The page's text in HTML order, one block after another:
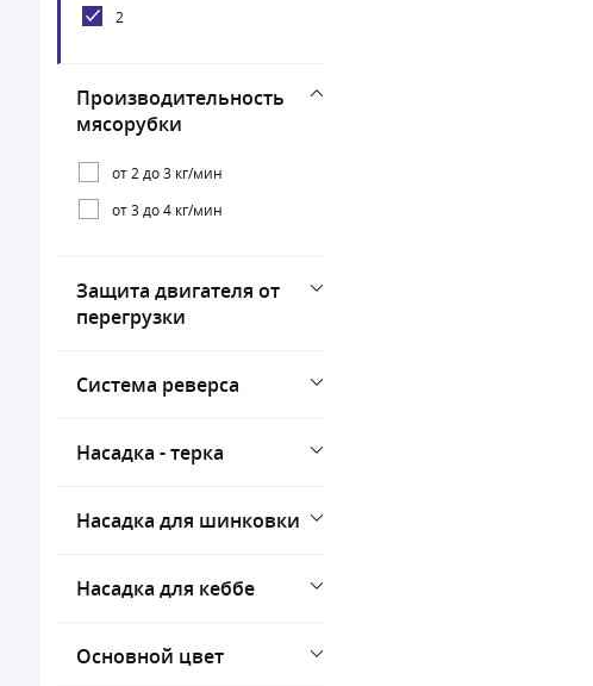
2
Производительность
мясорубки
от 2 до 3 кг/мин
от 3 до 4 кг/мин
Защита двигателя от
перегрузки
Система реверса
Насадка - терка
Насадка для шинковки
Насадка для кеббе
Основной цвет